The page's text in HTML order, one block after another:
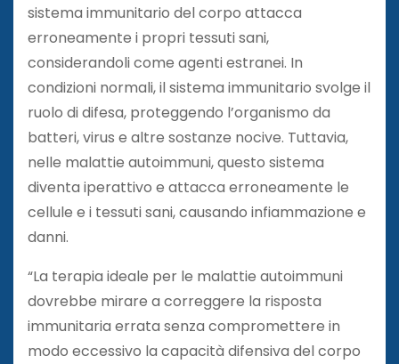
sistema immunitario del corpo attacca
erroneamente i propri tessuti sani,
considerandoli come agenti estranei. In
condizioni normali, il sistema immunitario svolge il
ruolo di difesa, proteggendo l’organismo da
batteri, virus e altre sostanze nocive. Tuttavia,
nelle malattie autoimmuni, questo sistema
diventa iperattivo e attacca erroneamente le
cellule e i tessuti sani, causando infiammazione e
danni.
“La terapia ideale per le malattie autoimmuni
dovrebbe mirare a correggere la risposta
immunitaria errata senza compromettere in
modo eccessivo la capacità difensiva del corpo